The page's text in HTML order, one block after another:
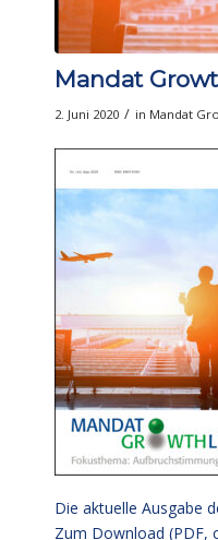
Mandat
2. Juni 2020 / in Mandat
Die aktuelle Ausgabe
Zum Download (PDF,